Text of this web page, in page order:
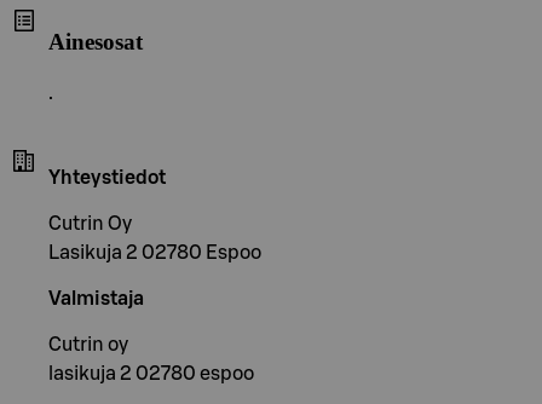
Ainesosat
.
Yhteystiedot
Cutrin Oy
Lasikuja 2 02780 Espoo
Valmistaja
Cutrin oy
lasikuja 2 02780 espoo